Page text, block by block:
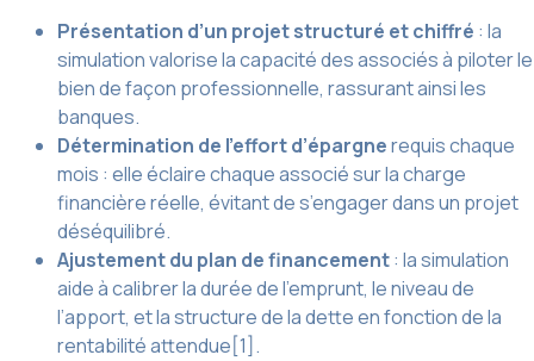
Présentation d’un projet structuré et chiffré : la
simulation valorise la capacité des associés à piloter le
bien de façon professionnelle, rassurant ainsi les
banques.
Détermination de l’effort d’épargnerequis chaque
mois : elle éclaire chaque associé sur la charge
financière réelle, évitant de s’engager dans un projet
déséquilibré.
Ajustement du plan de financement: la simulation
aide à calibrer la durée de l’emprunt, le niveau de
l’apport, et la structure de la dette en fonction de la
rentabilité attendue[1].